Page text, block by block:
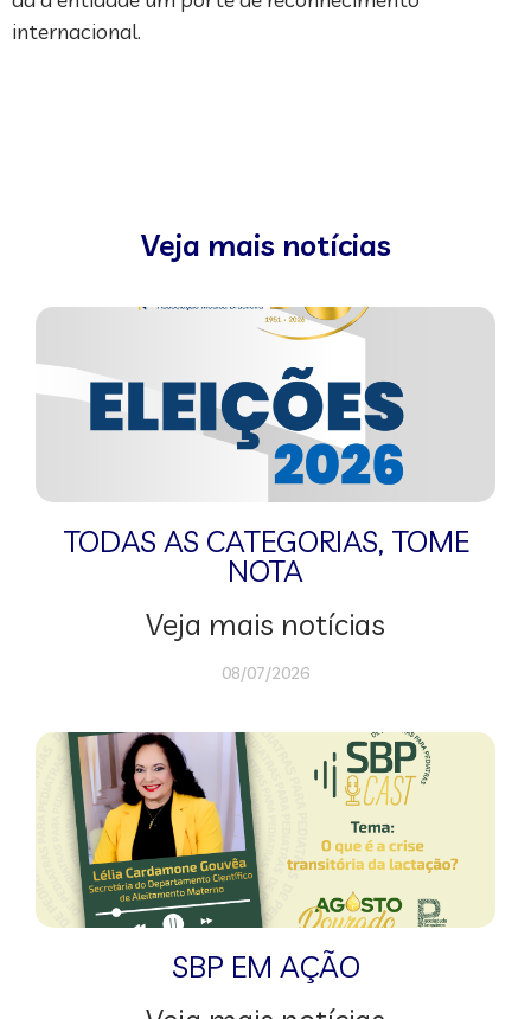
internacional.
Veja mais notícias
TODAS AS CATEGORIAS, TOME
NOTA
Veja mais notícias
08/07/2026
SBP EM AÇÃO